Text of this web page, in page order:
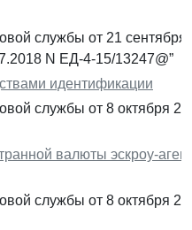
службы от 21
N ЕД-4-15/13247@”
идентификации
службы от 8 октября
валюты эскроу-
службы от 8 октября